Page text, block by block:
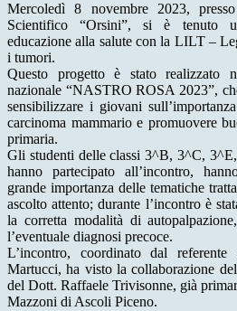
Mercoledì 8 novembre 2023,
Scientifico “Orsini”, si è tenuto
educazione alla salute con la LILT –
i tumori.
Questo progetto è stato realizzato
nazionale “NASTRO ROSA 2023”,
sensibilizzare i giovani
carcinoma mammario e promuovere
primaria.
Gli studenti delle classi 3^B, 3^C,
hanno partecipato all’incontro,
grande importanza delle tematiche
ascolto attento; durante l’incontro è
la corretta modalità di
l’eventuale diagnosi precoce.
L’incontro, coordinato dal
Martucci, ha visto la collaborazione
del Dott. Raffaele Trivisonne, già
Mazzoni di Ascoli Piceno.